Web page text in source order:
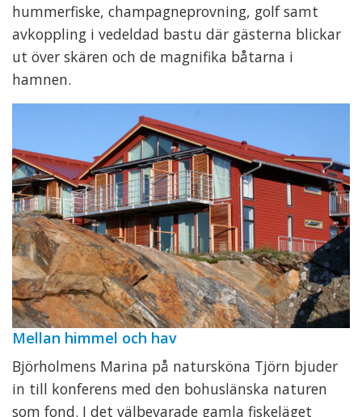
hummerfiske, champagneprovning, golf samt
avkoppling i vedeldad bastu där gästerna blickar
ut över skären och de magnifika båtarna i
hamnen.
Mellan himmel och hav
Björholmens Marina på natursköna Tjörn bjuder
in till konferens med den bohuslänska naturen
som fond. I det välbevarade gamla fiskeläget